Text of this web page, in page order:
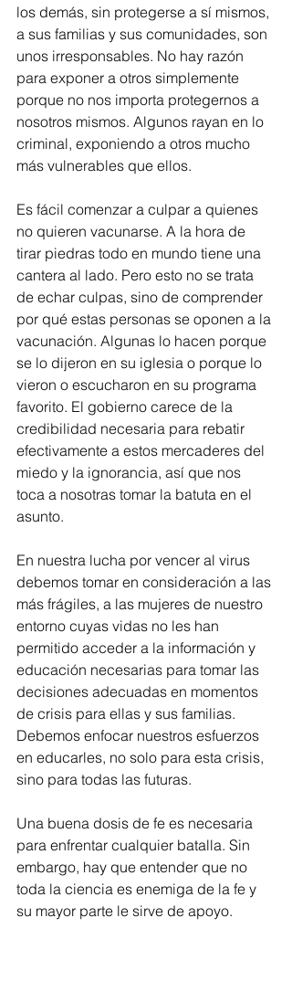
los demás, sin protegerse a sí mismos,
a sus familias y sus comunidades, son
unos irresponsables. No hay razón
para exponer a otros simplemente
porque no nos importa protegernos a
nosotros mismos. Algunos rayan en lo
criminal, exponiendo a otros mucho
más vulnerables que ellos.
Es fácil comenzar a culpar a quienes
no quieren vacunarse. A la hora de
tirar piedras todo en mundo tiene una
cantera al lado. Pero esto no se trata
de echar culpas, sino de comprender
por qué estas personas se oponen a la
vacunación. Algunas lo hacen porque
se lo dijeron en su iglesia o porque lo
vieron o escucharon en su programa
favorito. El gobierno carece de la
credibilidad necesaria para rebatir
efectivamente a estos mercaderes del
miedo y la ignorancia, así que nos
toca a nosotras tomar la batuta en el
asunto.
En nuestra lucha por vencer al virus
debemos tomar en consideración a las
más frágiles, a las mujeres de nuestro
entorno cuyas vidas no les han
permitido acceder a la información y
educación necesarias para tomar las
decisiones adecuadas en momentos
de crisis para ellas y sus familias.
Debemos enfocar nuestros esfuerzos
en educarles, no solo para esta crisis,
sino para todas las futuras.
Una buena dosis de fe es necesaria
para enfrentar cualquier batalla. Sin
embargo, hay que entender que no
toda la ciencia es enemiga de la fe y
su mayor parte le sirve de apoyo.